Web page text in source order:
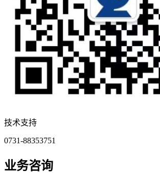
技术支持
0731-88353751
业务咨询